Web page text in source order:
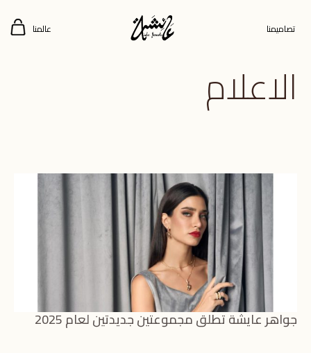
تصاميمنا عالمنا
الاعلام
جواهر عايشة تطلق مجموعتين جديدتين لعام 2025